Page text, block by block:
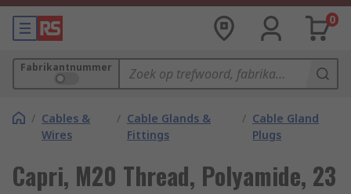
0
Fabrikantnummer
/ Cables &
Wires
/ Cable Glands &
Fittings
/ Cable Gland
Plugs
Capri, M20 Thread, Polyamide, 23